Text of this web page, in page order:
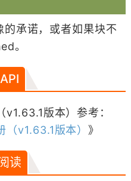
承诺，或者如果块不
。
版本）参考：
v1.63.1版本） 》
读